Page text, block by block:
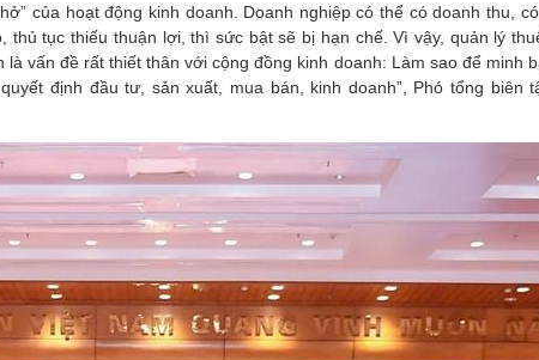
của hoạt động kinh doanh. Doanh nghiệp có thể có doanh thu,
tục thiếu thuận lợi, thì sức bật sẽ bị hạn chế. Vì vậy, quản lý
vấn đề rất thiết thân với cộng đồng kinh doanh: Làm sao để minh
định đầu tư, sản xuất, mua bán, kinh doanh”, Phó tổng biên